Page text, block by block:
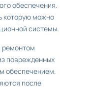
обеспечения.
которую можно
системы.
ремонтом
поврежденных
обеспечением.
после